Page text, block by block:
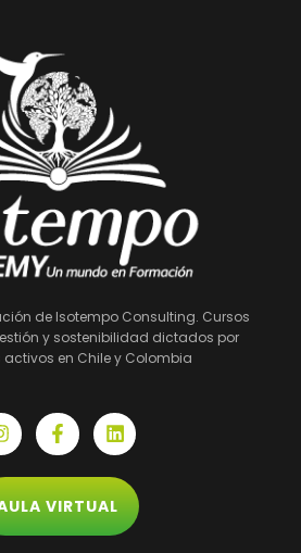
de Isotempo Consulting. Cursos
y sostenibilidad dictados por
activos en Chile y Colombia
F
a
c
e
b
o
o
L
i
n
k
e
d
i
VIRTUAL